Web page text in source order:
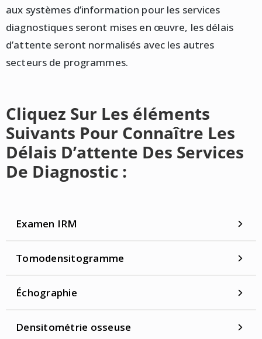
aux systèmes d’information pour les services
diagnostiques seront mises en œuvre, les délais
d’attente seront normalisés avec les autres
secteurs de programmes.
Cliquez Sur Les éléments
Suivants Pour Connaître Les
Délais D’attente Des Services
De Diagnostic :
Examen IRM
Tomodensitogramme
Échographie
Densitométrie osseuse